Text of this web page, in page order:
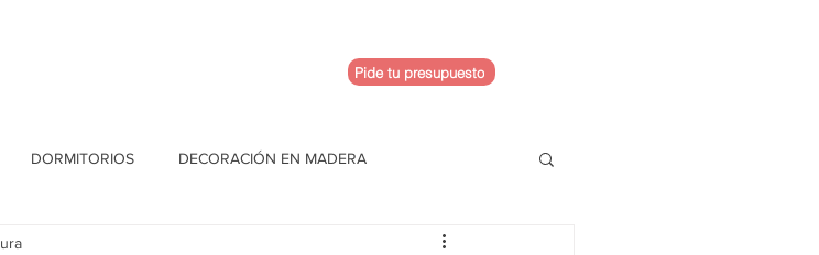
Pide tu presupuesto
DORMITORIOS DECORACIÓN EN MADERA